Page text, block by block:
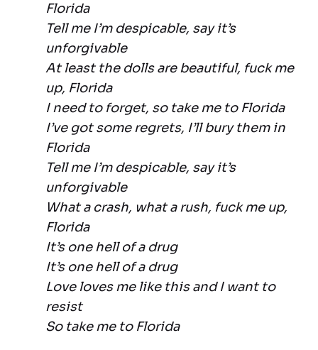
Florida
Tell me I’m despicable, say it’s
unforgivable
At least the dolls are beautiful, fuck me
up, Florida
I need to forget, so take me to Florida
I’ve got some regrets, I’ll bury them in
Florida
Tell me I’m despicable, say it’s
unforgivable
What a crash, what a rush, fuck me up,
Florida
It’s one hell of a drug
It’s one hell of a drug
Love loves me like this and I want to
resist
So take me to Florida